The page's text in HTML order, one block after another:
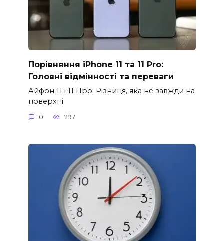
Порівняння iPhone 11 та 11 Pro:
Головні відмінності та переваги
Айфон 11 і 11 Про: Різниця, яка не завжди на
поверхні
0 297